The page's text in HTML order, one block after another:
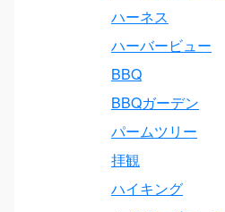
ハーネス
ハーバービュー
BBQ
BBQガーデン
パームツリー
拝観
ハイキング